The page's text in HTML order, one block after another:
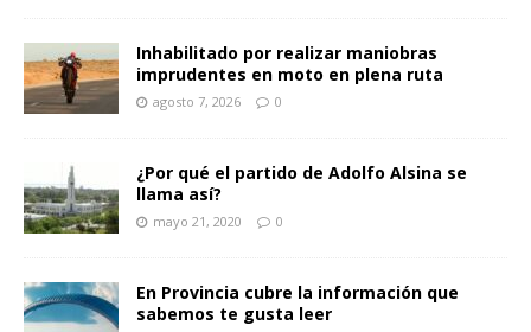
Inhabilitado por realizar maniobras
imprudentes en moto en plena ruta
agosto 7, 2026 0
¿Por qué el partido de Adolfo Alsina se
llama así?
mayo 21, 2020 0
En Provincia cubre la información que
sabemos te gusta leer